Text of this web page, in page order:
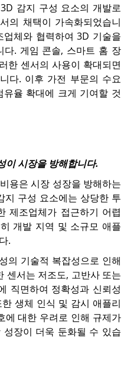
감지 구성 요소의 개발로
의 채택이 가속화되었습니
체와 협력하여 3D 기술을
다. 게임 콘솔, 스마트 홈 장
한 센서의 사용이 확대되면
다. 이후 가전 부문의 수요
율 확대에 크게 기여할 것
이 시장을 방해합니다.
용은 시장 성장을 방해하는
지 구성 요소에는 상당한 투
제조업체가 접근하기 어렵
개발 지역 및 소규모 애플
.
의 기술적 복잡성으로 인해
센서는 저조도, 고반사 또는
직면하여 정확성과 신뢰성
생체 인식 및 감시 애플리
에 대한 우려로 인해 규제가
장이 더욱 둔화될 수 있습